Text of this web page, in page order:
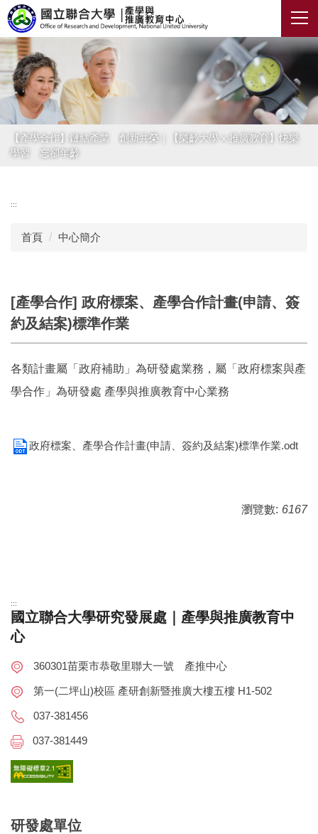
跳
到
主
要
內
容
區
【產學合作】鏈結產業 創新共榮｜【樂齡大學 x 推廣教育】快樂
學習 忘卻年齡
:::
首頁 中心簡介
[產學合作] 政府標案、產學合作計畫(申請、簽
約及結案)標準作業
各類計畫屬「政府補助」為研發處業務，屬「政府標案與產
學合作」為研發處 產學與推廣教育中心業務
政府標案、產學合作計畫(申請、簽約及結案)標準作業.odt
瀏覽數: 6167
:::
國立聯合大學研究發展處｜產學與推廣教育中
心
360301苗栗市恭敬里聯大一號 產推中心
第一(二坪山)校區 產研創新暨推廣大樓五樓 H1-502
037-381456
037-381449
研發處單位